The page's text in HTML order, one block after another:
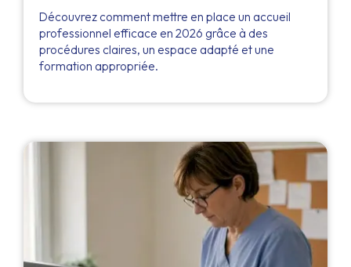
Découvrez comment mettre en place un accueil
professionnel efficace en 2026 grâce à des
procédures claires, un espace adapté et une
formation appropriée.